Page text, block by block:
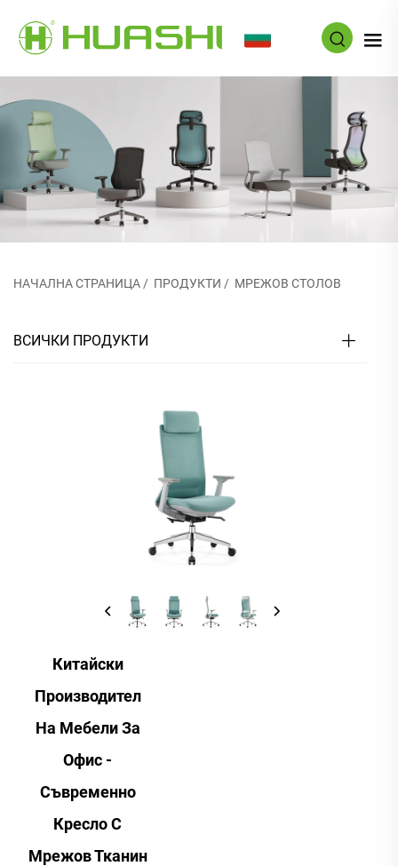
НАЧАЛНА СТРАНИЦА / ПРОДУКТИ / МРЕЖОВ СТОЛОВ
ВСИЧКИ ПРОДУКТИ
Китайски
Производител
На Мебели За
Офис -
Съвременно
Кресло С
Мрежов Тканин